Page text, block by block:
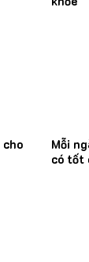
Mỗi
có tốt